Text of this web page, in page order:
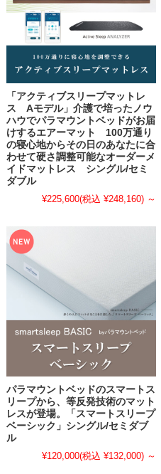
「アクティブスリープマットレ
ス Aモデル」介護で培ったノウ
ハウでパラマウントベッドがお届
けするエアーマット 100万通り
の寝心地からその日のあなたに合
わせて硬さ調整可能なオーダーメ
イドマットレス シングル/セミ
ダブル
¥225,600(税込 ¥248,160) ～
パラマウントベッドのスマートス
リープから、等反発技術のマット
レスが登場。「スマートスリープ
ベーシック」シングル/セミダブ
ル
¥120,000(税込 ¥132,000) ～